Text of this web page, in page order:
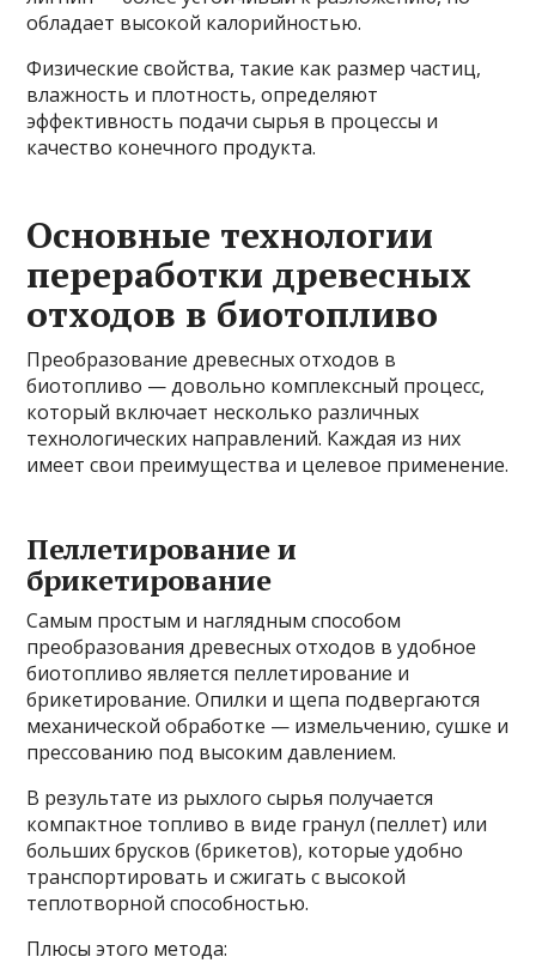
обладает высокой калорийностью.
Физические свойства, такие как размер частиц,
влажность и плотность, определяют
эффективность подачи сырья в процессы и
качество конечного продукта.
Основные технологии
переработки древесных
отходов в биотопливо
Преобразование древесных отходов в
биотопливо — довольно комплексный процесс,
который включает несколько различных
технологических направлений. Каждая из них
имеет свои преимущества и целевое применение.
Пеллетирование и
брикетирование
Самым простым и наглядным способом
преобразования древесных отходов в удобное
биотопливо является пеллетирование и
брикетирование. Опилки и щепа подвергаются
механической обработке — измельчению, сушке и
прессованию под высоким давлением.
В результате из рыхлого сырья получается
компактное топливо в виде гранул (пеллет) или
больших брусков (брикетов), которые удобно
транспортировать и сжигать с высокой
теплотворной способностью.
Плюсы этого метода: